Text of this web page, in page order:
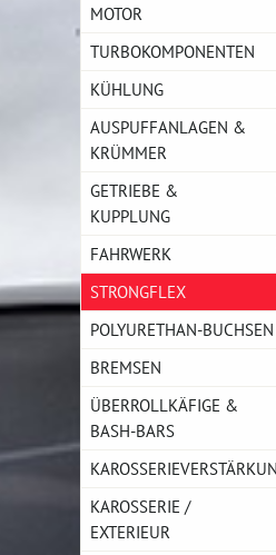
MOTOR
TURBOKOMPONENTEN
KÜHLUNG
AUSPUFFANLAGEN &
KRÜMMER
GETRIEBE &
KUPPLUNG
FAHRWERK
STRONGFLEX
POLYURETHAN-BUCHSEN
BREMSEN
ÜBERROLLKÄFIGE &
BASH-BARS
KAROSSERIE /
EXTERIEUR